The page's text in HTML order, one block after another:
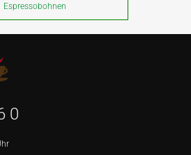
Espressobohnen
0